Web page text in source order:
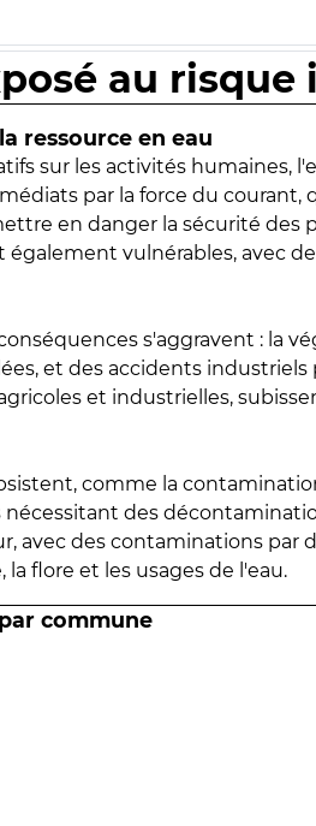
au risque
ressource en eau
sur les activités humaines,
par la force du courant,
en danger la sécurité des
vulnérables, avec
s'aggravent : la
et des accidents industriels
et industrielles,
comme la
des
avec des contaminations par
flore et les usages de l'eau.
commune